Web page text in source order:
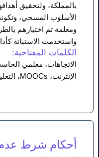
بالمملكة، ولتحقيق
ومعلمة تم اختيارهم
واستخدمت الاستبانة
الكلمات المفتاحية:
الاتجاهات، معلمي
الإنترنت، MOOCs، التعليم الإلكتروني.
أحكام شرط عدم